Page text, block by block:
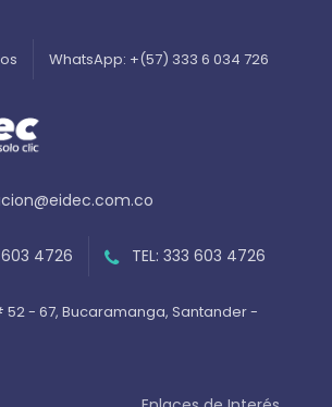
WhatsApp: +(57) 333 6 034 726
603 4726 TEL: 333 603 4726
52 - 67, Bucaramanga, Santander -